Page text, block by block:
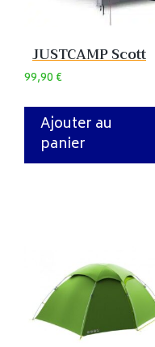
JUSTCAMP Scott
99,90€
Ajouter au
panier